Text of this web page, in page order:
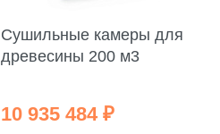
Cушильные камеры для
древесины 200 м3
10 935 484 ₽